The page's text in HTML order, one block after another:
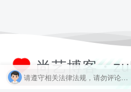
尚艺博客・
请遵守相关法律法规，请勿评论纯表情、纯数字、纯英文、乱码文字等无用信息，否则关7 天小黑屋！